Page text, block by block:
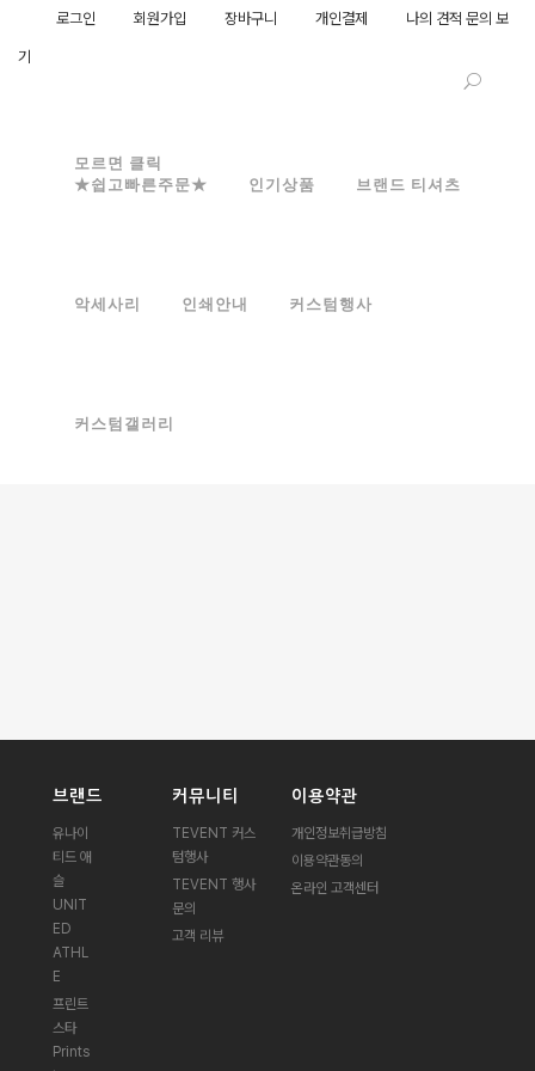
로그인 회원가입 장바구니 개인결제 나의 견적 문의 보
기
모르면 클릭
★쉽고빠른주문★
인기상품 브랜드 티셔츠
악세사리 인쇄안내 커스텀행사
커스텀갤러리
브랜드
유나이
티드 애
슬
UNIT
ED
ATHL
E
프린트
스타
Prints
커뮤니티
TEVENT 커스
텀행사
TEVENT 행사
문의
고객 리뷰
이용약관
개인정보취급방침
이용약관동의
온라인 고객센터